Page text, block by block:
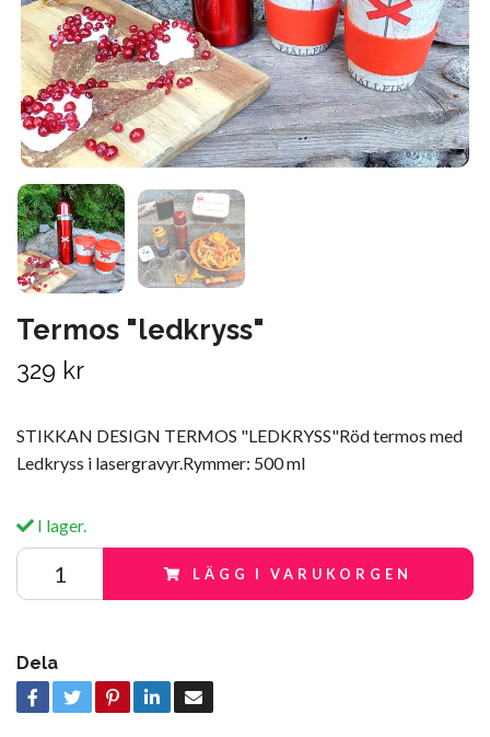
Termos "ledkryss"
329 kr
STIKKAN DESIGN TERMOS "LEDKRYSS"Röd termos med
Ledkryss i lasergravyr.Rymmer: 500 ml
I lager.
LÄGG I VARUKORGEN
Dela